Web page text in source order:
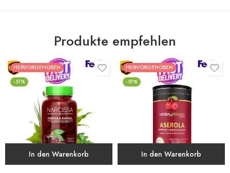
Produkte empfehlen
HERVORGEHOBEN
-51%
In den Warenkorb
HERVORGEHOBEN
-51%
In den Warenkorb